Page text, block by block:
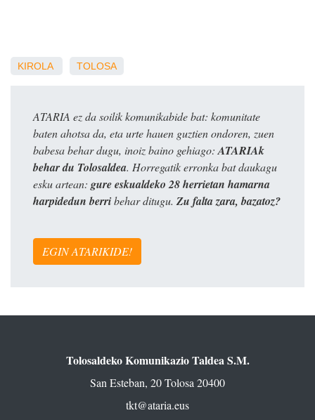
KIROLA TOLOSA
ATARIA ez da soilik komunikabide bat: komunitate
baten ahotsa da, eta urte hauen guztien ondoren, zuen
babesa behar dugu, inoiz baino gehiago: ATARIAk
behar du Tolosaldea. Horregatik erronka bat daukagu
esku artean: gure eskualdeko 28 herrietan hamarna
harpidedun berribehar ditugu. Zu falta zara, bazatoz?
EGIN ATARIKIDE!
Tolosaldeko Komunikazio Taldea S.M.
San Esteban, 20 Tolosa 20400
tkt@ataria.eus